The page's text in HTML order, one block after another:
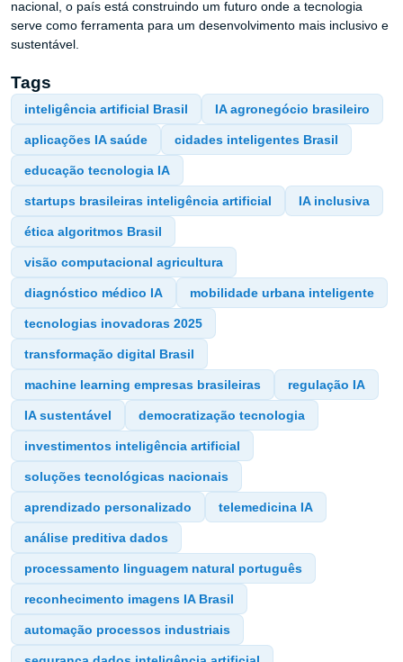
nacional, o país está construindo um futuro onde a tecnologia
serve como ferramenta para um desenvolvimento mais inclusivo e
sustentável.
Tags
inteligência artificial Brasil IA agronegócio brasileiro
aplicações IA saúde cidades inteligentes Brasil
educação tecnologia IA
startups brasileiras inteligência artificial IA inclusiva
ética algoritmos Brasil
visão computacional agricultura
diagnóstico médico IA mobilidade urbana inteligente
tecnologias inovadoras 2025
transformação digital Brasil
machine learning empresas brasileiras regulação IA
IA sustentável democratização tecnologia
investimentos inteligência artificial
soluções tecnológicas nacionais
aprendizado personalizado telemedicina IA
análise preditiva dados
processamento linguagem natural português
reconhecimento imagens IA Brasil
automação processos industriais